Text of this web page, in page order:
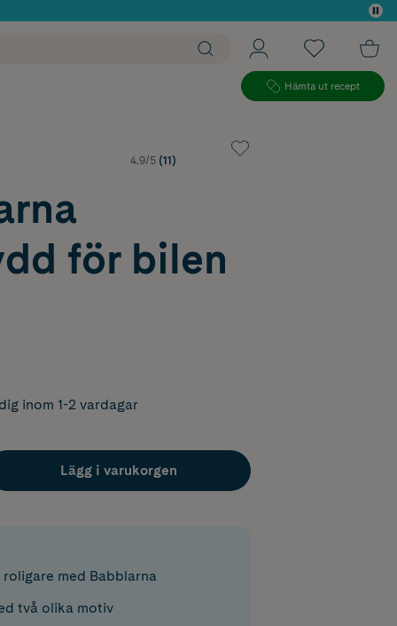
Hämta ut recept
4.9/5 (11)
för bilen
inom 1-2 vardagar
Lägg i varukorgen
med Babblarna
två olika motiv